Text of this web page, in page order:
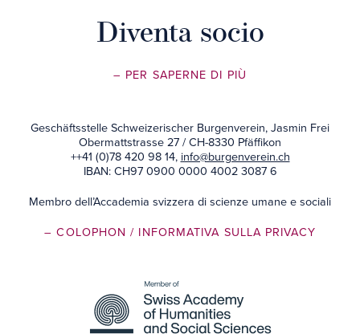
Diventa socio
– PER SAPERNE DI PIÙ
Geschäftsstelle Schweizerischer Burgenverein, Jasmin Frei
Obermattstrasse 27 / CH-8330 Pfäffikon
++41 (0)78 420 98 14, info@burgenverein.ch
IBAN: CH97 0900 0000 4002 3087 6
Membro dell’Accademia svizzera di scienze umane e sociali
– COLOPHON/ INFORMATIVA SULLA PRIVACY